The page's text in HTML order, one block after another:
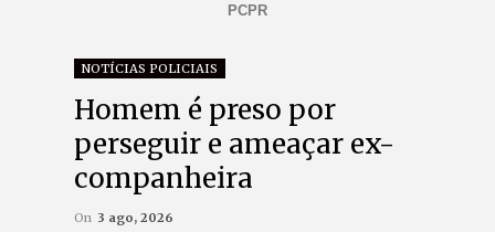
PCPR
NOTÍCIAS POLICIAIS
Homem é preso por
perseguir e ameaçar ex-
companheira
On 3 ago, 2026